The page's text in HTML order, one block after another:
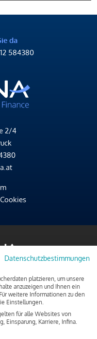
da
584380
2/4
Datenschutzbestimmungen
platzieren, um unsere
anzuzeigen und Ihnen ein
weitere Informationen zu den
Einstellungen.
für alle Websites von
Einsparung, Karriere, Infina.